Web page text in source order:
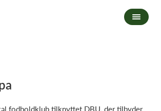
fodboldklub tilknyttet DBU, der tilbyder